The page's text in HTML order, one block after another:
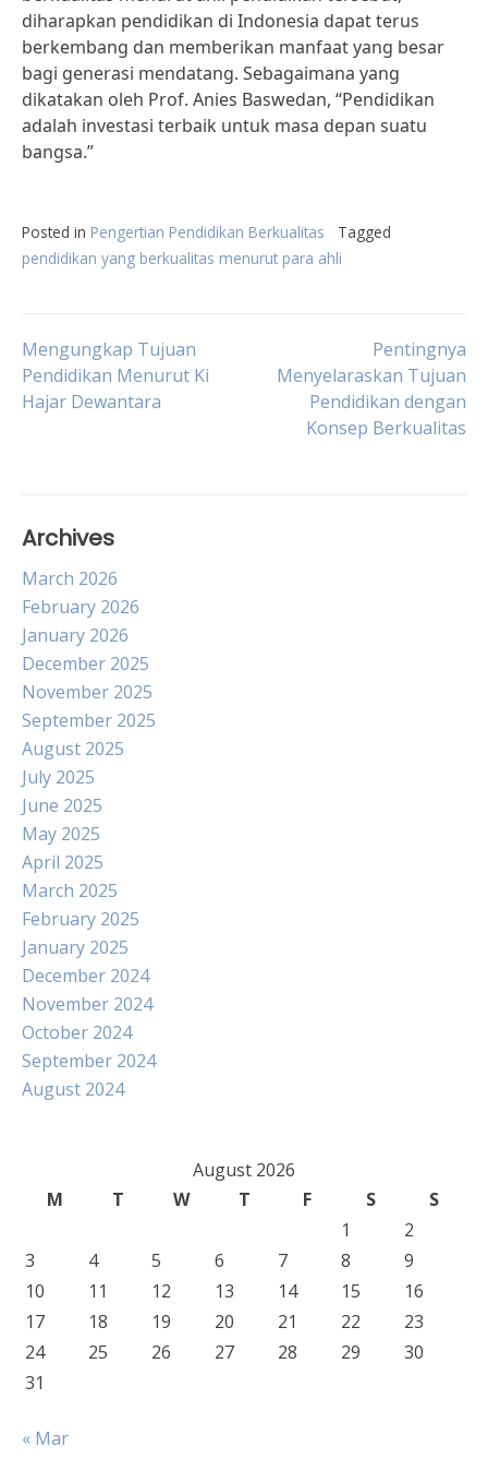
diharapkan pendidikan di Indonesia dapat terus
berkembang dan memberikan manfaat yang besar
bagi generasi mendatang. Sebagaimana yang
dikatakan oleh Prof. Anies Baswedan, “Pendidikan
adalah investasi terbaik untuk masa depan suatu
bangsa.”
Posted in Pengertian Pendidikan Berkualitas
Tagged
pendidikan yang berkualitas menurut para ahli
Post
navigation
Mengungkap Tujuan
Pendidikan Menurut Ki
Hajar Dewantara
Pentingnya
Menyelaraskan Tujuan
Pendidikan dengan
Konsep Berkualitas
Archives
March 2026
February 2026
January 2026
December 2025
November 2025
September 2025
August 2025
July 2025
June 2025
May 2025
April 2025
March 2025
February 2025
January 2025
December 2024
November 2024
October 2024
September 2024
August 2024
August 2026
M
T W T F S
S
1
2
3
4 5 6 7 8
9
10
11 12 13 14 15
16
17
18 19 20 21 22
23
24
25 26 27 28 29
30
31
« Mar